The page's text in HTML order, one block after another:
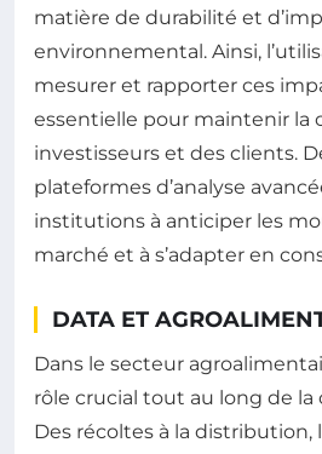
matière de durabilité et
environnemental. Ainsi,
mesurer et rapporter ces
essentielle pour maintenir la
investisseurs et des clients.
plateformes d’analyse
institutions à anticiper les
marché et à s’adapter en
DATA ET
Dans le secteur
rôle crucial tout au long de la
Des récoltes à la distribution,